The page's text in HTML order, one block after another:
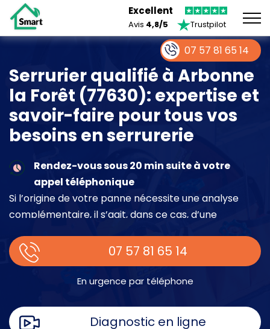
Excellent
Avis 4,8/5 Trustpilot
Serrurier qualifié à Arbonne
la Forêt (77630): expertise et
savoir-faire pour tous vos
besoins en serrurerie
Rendez-vous sous 20 min suite à votre
appel téléphonique
Si l’origine de votre panne nécessite une analyse
complémentaire, il s’agit, dans ce cas, d’une
place.
07 57 81 65 14
En urgence par téléphone
Diagnostic en ligne
07 57 81 65 14